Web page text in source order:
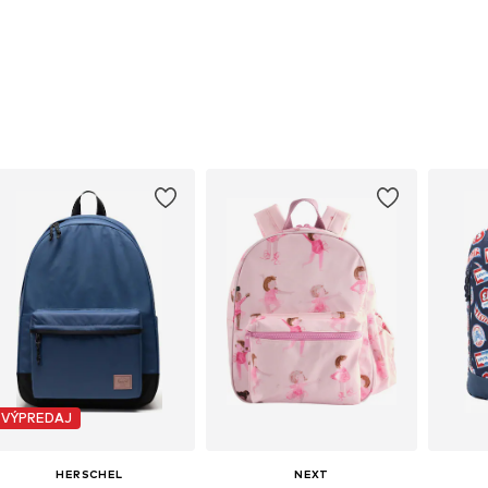
VÝPREDAJ
HERSCHEL NEXT